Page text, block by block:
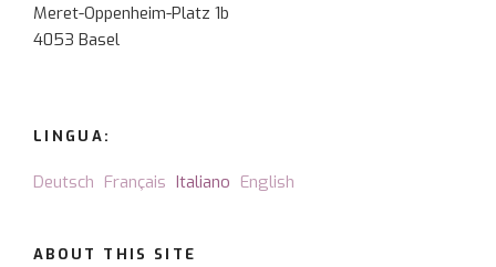
Meret-Oppenheim-Platz 1b
4053 Basel
LINGUA:
Deutsch Français Italiano English
ABOUT THIS SITE